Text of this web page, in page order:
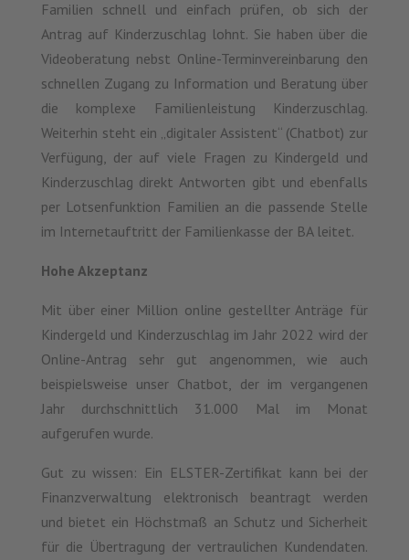
Familien schnell und einfach prüfen, ob sich der
Antrag auf Kinderzuschlag lohnt. Sie haben über die
Videoberatung nebst Online-Terminvereinbarung den
schnellen Zugang zu Information und Beratung über
die komplexe Familienleistung Kinderzuschlag.
Weiterhin steht ein „digitaler Assistent“ (Chatbot) zur
Verfügung, der auf viele Fragen zu Kindergeld und
Kinderzuschlag direkt Antworten gibt und ebenfalls
per Lotsenfunktion Familien an die passende Stelle
im Internetauftritt der Familienkasse der BA leitet.
Hohe Akzeptanz
Mit über einer Million online gestellter Anträge für
Kindergeld und Kinderzuschlag im Jahr 2022 wird der
Online-Antrag sehr gut angenommen, wie auch
beispielsweise unser Chatbot, der im vergangenen
Jahr durchschnittlich 31.000 Mal im Monat
aufgerufen wurde.
Gut zu wissen: Ein ELSTER-Zertifikat kann bei der
Finanzverwaltung elektronisch beantragt werden
und bietet ein Höchstmaß an Schutz und Sicherheit
für die Übertragung der vertraulichen Kundendaten.